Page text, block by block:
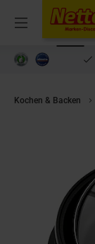
Menü
Kochen & Backen